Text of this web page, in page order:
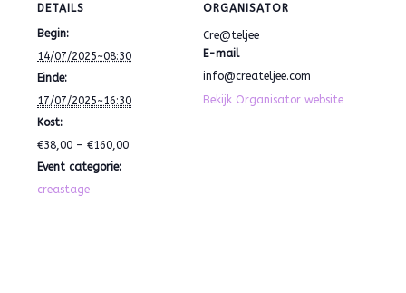
DETAILS
Begin:
14/07/2025~08:30
Einde:
17/07/2025~16:30
Kost:
€38,00 – €160,00
Event categorie:
creastage
ORGANISATOR
Cre@teljee
E-mail
info@createljee.com
Bekijk Organisator website